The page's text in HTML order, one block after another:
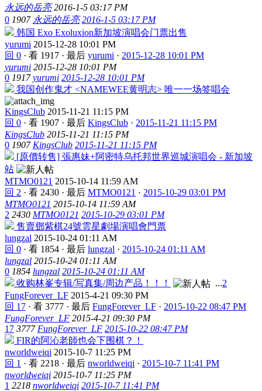
永远的岳亮 2016-1-5 03:17 PM
0 1907 永远的岳亮 2016-1-5 03:17 PM
韩国 Exo Exoluxion新加坡演唱会门票出售
yurumi 2015-12-28 10:01 PM
回 0 · 看 1917 · 最后 yurumi · 2015-12-28 10:01 PM
yurumi 2015-12-28 10:01 PM
0 1917 yurumi 2015-12-28 10:01 PM
我国创作鬼才 <NAMEWEE黄明志> 唯一一场签唱会
KingsClub 2015-11-21 11:15 PM
回 0 · 看 1907 · 最后 KingsClub · 2015-11-21 11:15 PM
KingsClub 2015-11-21 11:15 PM
0 1907 KingsClub 2015-11-21 11:15 PM
[原價转售] 張惠妹+阿密特乌托邦世界巡城演唱会 - 新加坡
站
MTMO0121 2015-10-14 11:59 AM
回 2 · 看 2430 · 最后 MTMO0121 · 2015-10-29 03:01 PM
MTMO0121 2015-10-14 11:59 AM
2 2430 MTMO0121 2015-10-29 03:01 PM
售賣鄧紫棋24號雲星劇場演唱會門票
lungzal 2015-10-24 01:11 AM
回 0 · 看 1854 · 最后 lungzal · 2015-10-24 01:11 AM
lungzal 2015-10-24 01:11 AM
0 1854 lungzal 2015-10-24 01:11 AM
收购林峯专辑/写真集/周边产品！！！
...2
FungForever_LF 2015-4-21 09:30 PM
回 17 · 看 3777 · 最后 FungForever_LF · 2015-10-22 08:47 PM
FungForever_LF 2015-4-21 09:30 PM
17 3777 FungForever_LF 2015-10-22 08:47 PM
FIR的阿沁老師也会下围棋？！
nworldweiqi 2015-10-7 11:25 PM
回 1 · 看 2218 · 最后 nworldweiqi · 2015-10-7 11:41 PM
nworldweiqi 2015-10-7 11:25 PM
1 2218 nworldweiqi 2015-10-7 11:41 PM